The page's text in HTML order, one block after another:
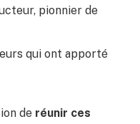
pionnier de
qui ont apporté
de réunir ces